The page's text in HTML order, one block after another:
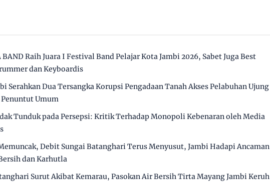
BAND Raih Juara I Festival Band Pelajar Kota Jambi 2026, Sabet Juga Best
dan Keyboardis
Serahkan Dua Tersangka Korupsi Pengadaan Tanah Akses Pelabuhan Ujung
Penuntut Umum
Tunduk pada Persepsi: Kritik Terhadap Monopoli Kebenaran oleh Media
Debit Sungai Batanghari Terus Menyusut, Jambi Hadapi Ancaman
dan Karhutla
Surut Akibat Kemarau, Pasokan Air Bersih Tirta Mayang Jambi Keruh